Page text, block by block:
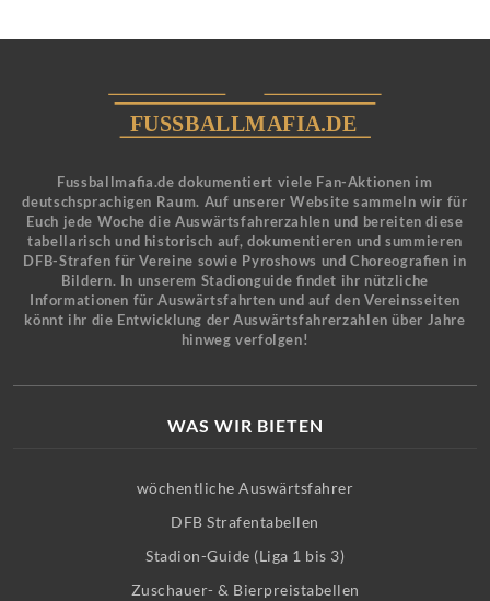
Fussballmafia.de dokumentiert viele Fan-Aktionen im
deutschsprachigen Raum. Auf unserer Website sammeln wir für
Euch jede Woche die Auswärtsfahrerzahlen und bereiten diese
tabellarisch und historisch auf, dokumentieren und summieren
DFB-Strafen für Vereine sowie Pyroshows und Choreografien in
Bildern. In unserem Stadionguide findet ihr nützliche
Informationen für Auswärtsfahrten und auf den Vereinsseiten
könnt ihr die Entwicklung der Auswärtsfahrerzahlen über Jahre
hinweg verfolgen!
WAS WIR BIETEN
wöchentliche Auswärtsfahrer
DFB Strafentabellen
Stadion-Guide (Liga 1 bis 3)
Zuschauer- & Bierpreistabellen